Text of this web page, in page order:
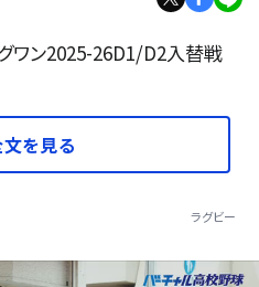
ワン2025-26D1/D2入替戦
を見る
ラグビー